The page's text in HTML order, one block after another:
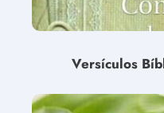
Versículos